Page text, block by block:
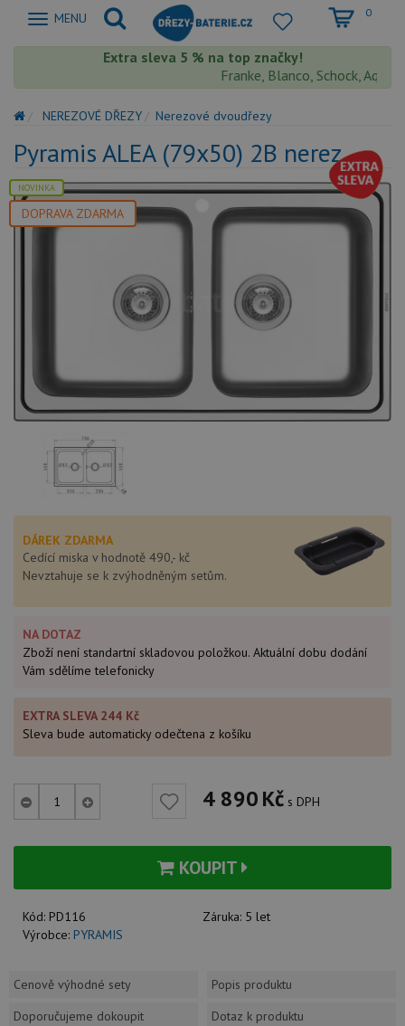
Zobrazit
MENU 0
Extra sleva 5 % na top značky!
Franke, Blanco, Schock,
NEREZOVÉ DŘEZY Nerezové dvoudřezy
Pyramis ALEA (79x50) 2B nerez
NOVINKA
DOPRAVA ZDARMA
DÁREK ZDARMA
Cedící miska v hodnotě 490,- kč
Nevztahuje se k zvýhodněným setům.
NA DOTAZ
Zboží není standartní skladovou položkou. Aktuální dobu dodání
Vám sdělíme telefonicky
EXTRA SLEVA 244 Kč
Sleva bude automaticky odečtena z košíku
4 890Kč s DPH
KOUPIT
Kód: PD116 Záruka: 5 let
Výrobce: PYRAMIS
Cenově výhodné sety
Popis produktu
Doporučujeme dokoupit
Dotaz k produktu